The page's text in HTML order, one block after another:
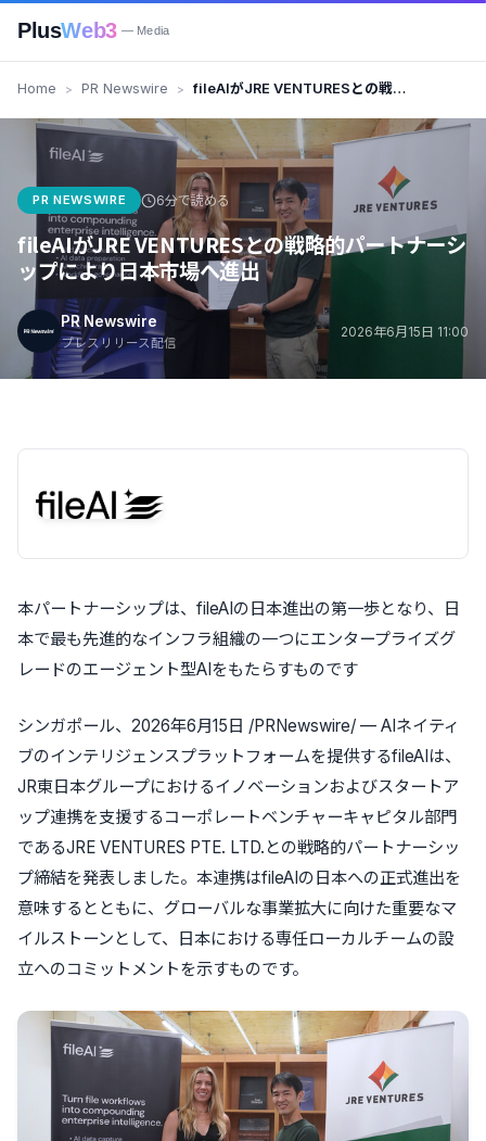
PlusWeb3 — Media
Home PR Newswire
fileAIがJRE VENTURESとの戦略
場へ進出
PR NEWSWIRE 6分で読める
fileAIがJRE VENTURESとの戦略的パートナーシ
ップにより日本市場へ進出
PR Newswire
プレスリリース配信
2026年6月15日 11:00
本パート ナーシップは、fileAIの日本進出の第一歩となり、日
本で最も先進的なインフラ組織の一つにエンタープライズグ
レードのエージェント型AIをもたらすものです
シンガポール、2026年6月15日 /PRNewswire/ — AIネイティ
ブのインテリジェンスプラットフォームを提供するfileAIは、
JR東日本グループにおけるイノベーションおよびスタートア
ップ連携を支援するコーポレートベンチャーキャピタル部門
であるJRE VENTURES PTE. LTD.との戦略的パートナーシッ
プ締結を発表しました。本連携はfileAIの日本への正式進出を
意味するとともに、グローバルな事業拡大に向けた重要なマ
イルストーンとして、日本における専任ローカルチームの設
立へのコミットメントを示すものです。